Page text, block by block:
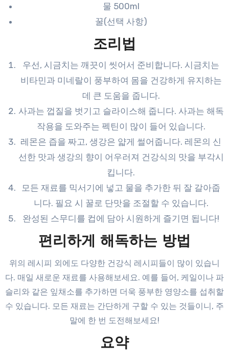
물 500ml
꿀(선택 사항)
조리법
우선, 시금치는 깨끗이 씻어서 준비합니다. 시금치는
비타민과 미네랄이 풍부하여 몸을 건강하게 유지하는
데 큰 도움을 줍니다.
사과는 껍질을 벗기고 슬라이스해 줍니다. 사과는 해독
작용을 도와주는 펙틴이 많이 들어 있습니다.
레몬은 즙을 짜고, 생강은 얇게 썰어줍니다. 레몬의 신
선한 맛과 생강의 향이 어우러져 건강식의 맛을 부각시
킵니다.
모든 재료를 믹서기에 넣고 물을 추가한 뒤 잘 갈아줍
니다. 필요 시 꿀로 단맛을 조절할 수 있습니다.
완성된 스무디를 컵에 담아 시원하게 즐기면 됩니다!
편리하게 해독하는 방법
위의 레시피 외에도 다양한 건강식 레시피들이 많이 있습니
다. 매일 새로운 재료를 사용해보세요. 예를 들어, 케일이나 파
슬리와 같은 잎채소를 추가하면 더욱 풍부한 영양소를 섭취할
수 있습니다. 모든 재료는 간단하게 구할 수 있는 것들이니, 주
말에 한 번 도전해보세요!
요약